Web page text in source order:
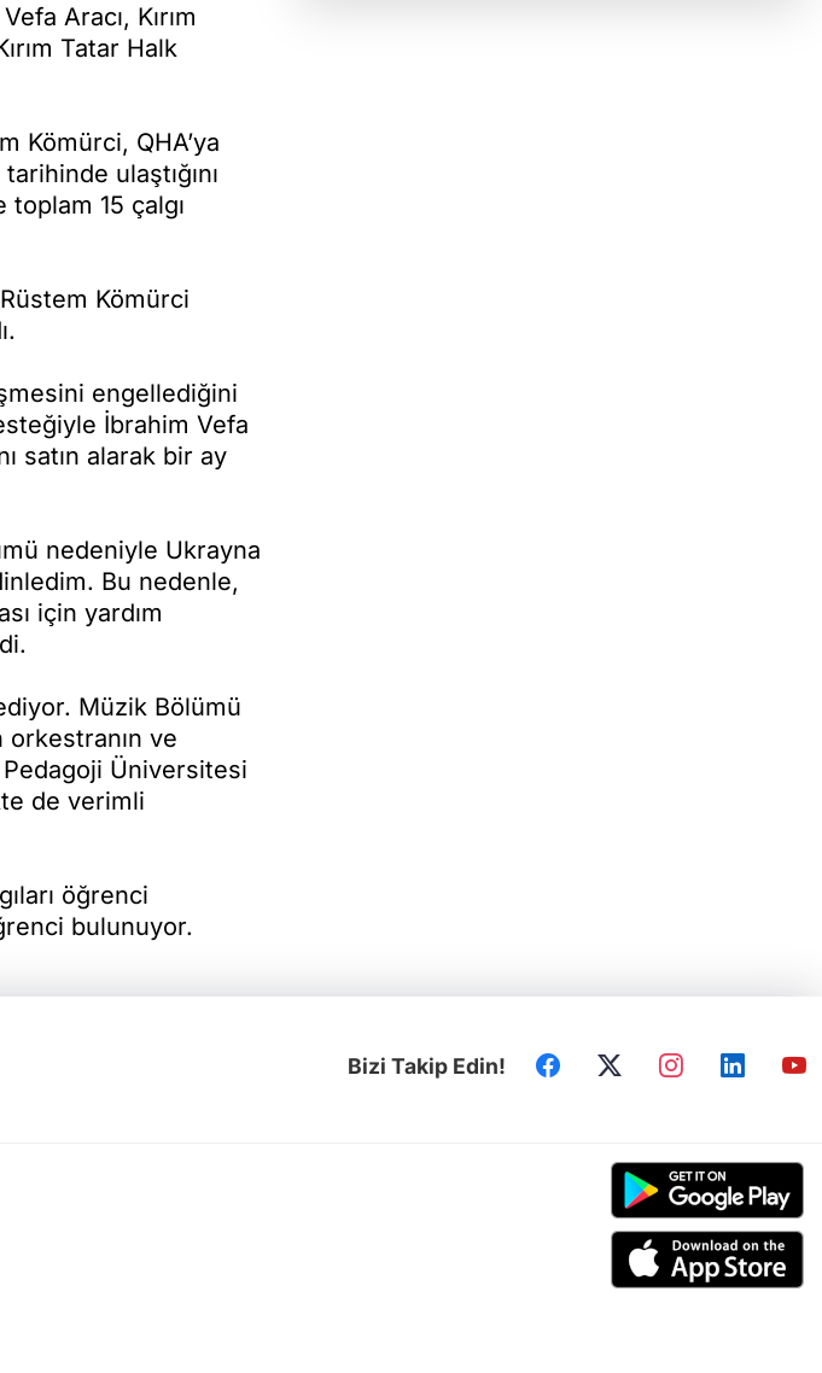
Aracı, Kırım
Tatar Halk
Kömürci, QHA’ya
ulaştığını
15 çalgı
Kömürci
engellediğini
İbrahim Vefa
satın alarak bir ay
nedeniyle Ukrayna
Bu nedenle,
için yardım
Müzik Bölümü
ve
Üniversitesi
de verimli
öğrenci
bulunuyor.
Bizi Takip Edin!